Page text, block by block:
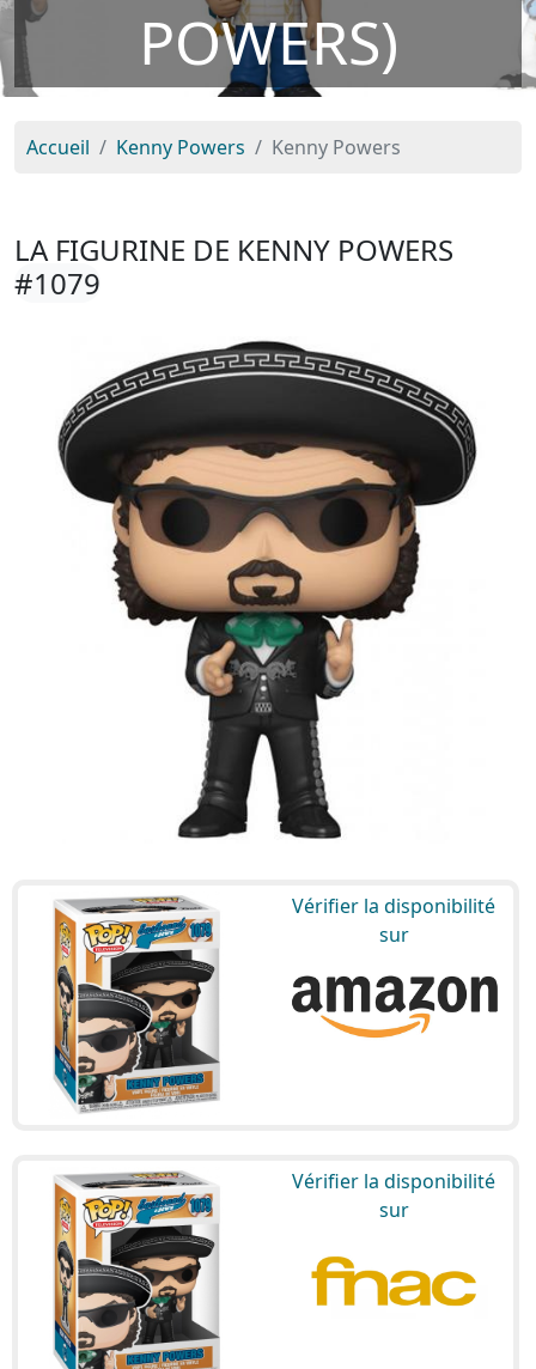
POWERS)
Accueil Kenny Powers Kenny Powers
LA FIGURINE DE KENNY POWERS
#1079
Vérifier la disponibilité
sur
Vérifier la disponibilité
sur